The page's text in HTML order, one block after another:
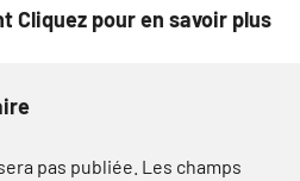
Cliquez pour en savoir plus
pas publiée. Les champs